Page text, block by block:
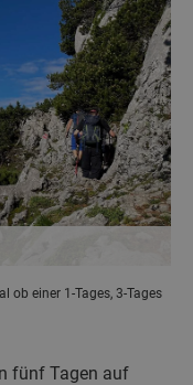
ob einer 1-Tages, 3-Tages
fünf Tagen auf